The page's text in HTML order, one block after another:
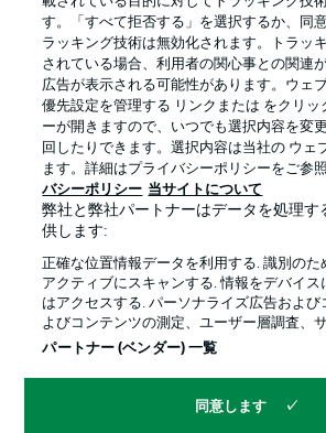
プライバシー・ポリシー 優先設
利用条件 放送局
求人 選手
当サイトについて
© 2026 Bundesliga-Gruppe
言語をお選びください
す。「すべて拒否する」を選択するか、同
ラッキング技術は無効化されます。トラッ
されている場合、利用者の関心事との関連
広告が表示される可能性があります。ウェ
優先設定を管理する リンクまたは をクリッ
ーが開きますので、いつでも選択内容を変
回したりできます。選択内容は当社の ウェ
ます。詳細はプライバシーポリシーをご参
バシーポリシー 当サイトについて
弊社と弊社パートナーはデータを処理す
供します:
正確な位置情報データを利用する. 識別のた
アクティブにスキャンする. 情報をデバイス
はアクセスする. パーソナライズ広告および
よびコンテンツの測定、ユーザー層調査、
パートナー (ベンダー) 一覧
同意します